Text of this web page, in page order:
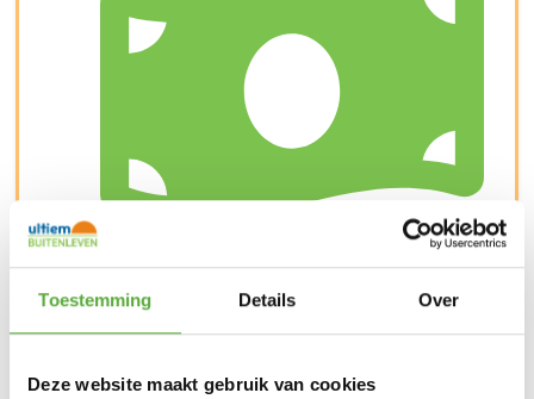
Toestemming Details Over
Deze website maakt gebruik van cookies